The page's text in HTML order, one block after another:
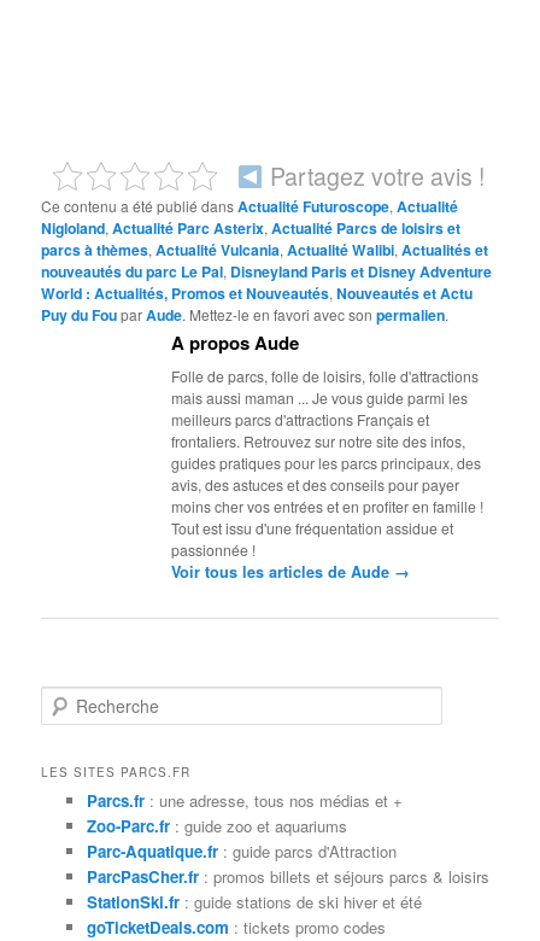
Partagez votre avis !
Ce contenu a été publié dansActualité Futuroscope,Actualité
Nigloland,Actualité Parc Asterix,Actualité Parcs de loisirs et
parcs à thèmes,Actualité Vulcania,Actualité Walibi,Actualités et
nouveautés du parc Le Pal, Disneyland Paris et Disney Adventure
World : Actualités, Promos et Nouveautés,Nouveautés et Actu
Puy du FouparAude. Mettez-le en favori avec sonpermalien.
A propos Aude
Folle de parcs, folle de loisirs, folle d'attractions
mais aussi maman ... Je vous guide parmi les
meilleurs parcs d'attractions Français et
frontaliers. Retrouvez sur notre site des infos,
guides pratiques pour les parcs principaux, des
avis, des astuces et des conseils pour payer
moins cher vos entrées et en profiter en famille !
Tout est issu d'une fréquentation assidue et
passionnée !
Voir tous les articles de Aude →
e
h
LES SITES PARCS.FR
Parcs.fr: une adresse, tous nos médias et +
Zoo-Parc.fr: guide zoo et aquariums
Parc-Aquatique.fr: guide parcs d'Attraction
ParcPasCher.fr: promos billets et séjours parcs & loisirs
StationSki.fr: guide stations de ski hiver et été
goTicketDeals.com : tickets promo codes